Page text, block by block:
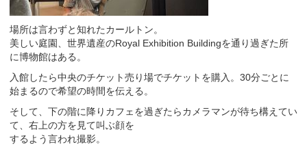
場所は言わずと知れたカールトン。
美しい庭園、世界遺産のRoyal Exhibition Buildingを通り過ぎた所
に博物館はある。
入館したら中央のチケット売り場でチケットを購入。30分ごとに
始まるので希望の時間を伝える。
そして、下の階に降りカフェを過ぎたらカメラマンが待ち構えてい
て、右上の方を見て叫ぶ顔を
するよう言われ撮影。